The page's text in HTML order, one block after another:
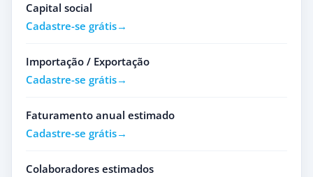
Capital social
Cadastre-se grátis
Importação / Exportação
Cadastre-se grátis
Faturamento anual estimado
Cadastre-se grátis
Colaboradores estimados